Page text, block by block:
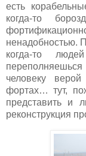
есть
когда-то
ненадобностью.
когда-то
человеку
фортах… тут,
представить и
реконструкция